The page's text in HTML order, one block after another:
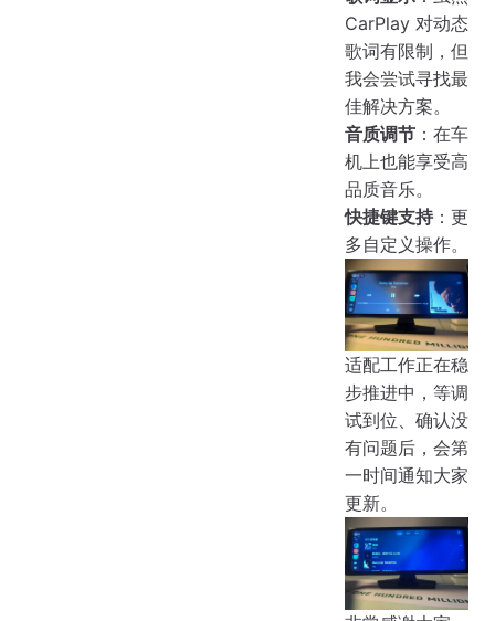
CarPlay 对动态
歌词有限制，但
我会尝试寻找最
佳解决方案。
音质调节 ：在车
机上也能享受高
品质音乐。
快捷键支持：更
多自定义操作。
适配工作正在稳
步推进中，等调
试到位、确认没
有问题后，会第
一时间通知大家
更新。